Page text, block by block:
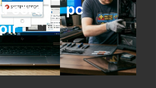
écran
pc